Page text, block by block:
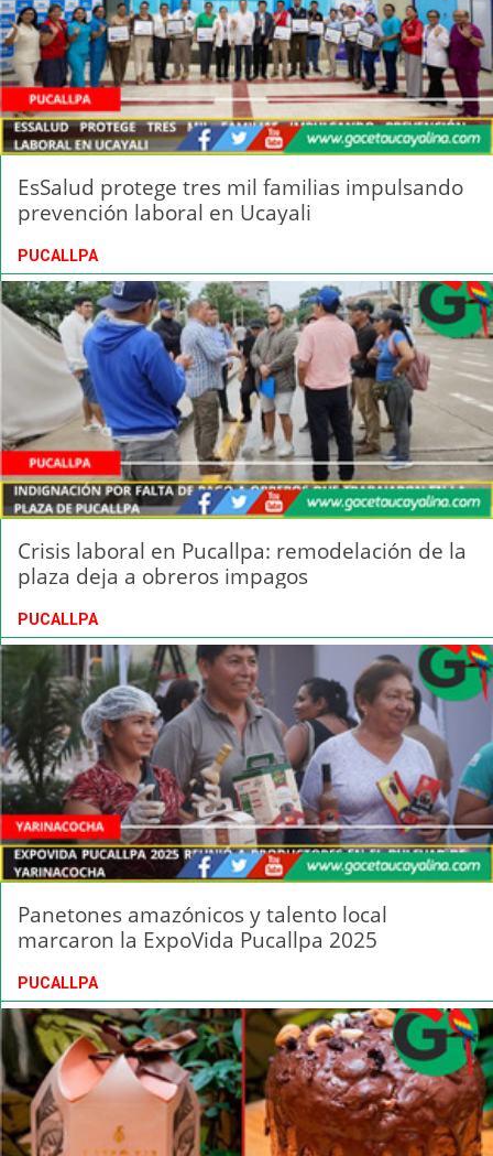
EsSalud protege tres mil familias impulsando
prevención laboral en Ucayali
PUCALLPA
Crisis laboral en Pucallpa: remodelación de la
plaza deja a obreros impagos
PUCALLPA
Panetones amazónicos y talento local
marcaron la ExpoVida Pucallpa 2025
PUCALLPA